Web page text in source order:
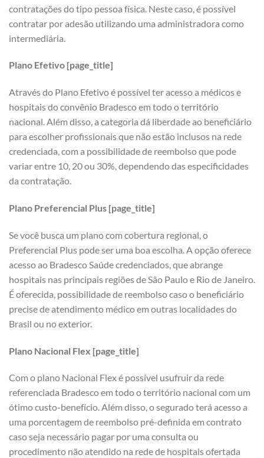
contratações do tipo pessoa física. Neste caso, é possível
contratar por adesão utilizando uma administradora como
intermediária.
Plano Efetivo [page_title]
Através do Plano Efetivo é possível ter acesso a médicos e
hospitais do convênio Bradesco em todo o território
nacional. Além disso, a categoria dá liberdade ao beneficiário
para escolher profissionais que não estão inclusos na rede
credenciada, com a possibilidade de reembolso que pode
variar entre 10, 20 ou 30%, dependendo das especificidades
da contratação.
Plano Preferencial Plus [page_title]
Se você busca um plano com cobertura regional, o
Preferencial Plus pode ser uma boa escolha. A opção oferece
acesso ao Bradesco Saúde credenciados, que abrange
hospitais nas principais regiões de São Paulo e Rio de Janeiro.
É oferecida, possibilidade de reembolso caso o beneficiário
precise de atendimento médico em outras localidades do
Brasil ou no exterior.
Plano Nacional Flex [page_title]
Com o plano Nacional Flex é possível usufruir da rede
referenciada Bradesco em todo o território nacional com um
ótimo custo-benefício. Além disso, o segurado terá acesso a
uma porcentagem de reembolso pré-definida em contrato
caso seja necessário pagar por uma consulta ou
procedimento não atendido na rede de hospitais ofertada